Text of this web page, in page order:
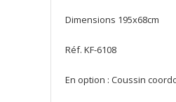
Dimensions 195x68cm
Réf. KF-6108
En option : Coussin